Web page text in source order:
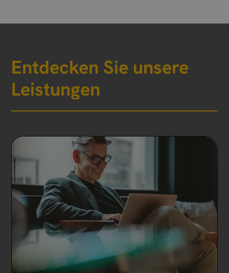
Entdecken Sie unsere
Leistungen